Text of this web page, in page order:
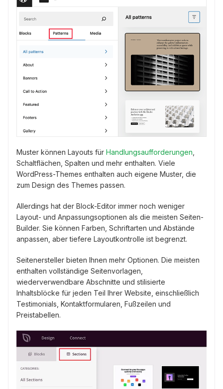
Muster können Layouts für Handlungsaufforderungen
Schaltflächen, Spalten und mehr enthalten. Viele
WordPress-Themes enthalten auch eigene Muster, die
zum Design des Themes passen.
Allerdings hat der Block-Editor immer noch weniger
Layout- und Anpassungsoptionen als die meisten Seiten-
Builder. Sie können Farben, Schriftarten und Abstände
anpassen, aber tiefere Layoutkontrolle ist begrenzt.
Seitenersteller bieten Ihnen mehr Optionen. Die meisten
enthalten vollständige Seitenvorlagen,
wiederverwendbare Abschnitte und stilisierte
Inhaltsblöcke für jeden Teil Ihrer Website, einschließlich
Testimonials, Kontaktformularen, Fußzeilen und
Preistabellen.